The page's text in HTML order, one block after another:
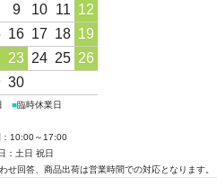
9 10 11 12
16 17 18 19
23 24 25 26
30
■臨時休業日
：10:00～17:00
：土日 祝日
回答、商品出荷は営業時間での対応となります。